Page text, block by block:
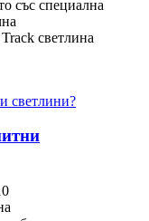
със специална
светлина